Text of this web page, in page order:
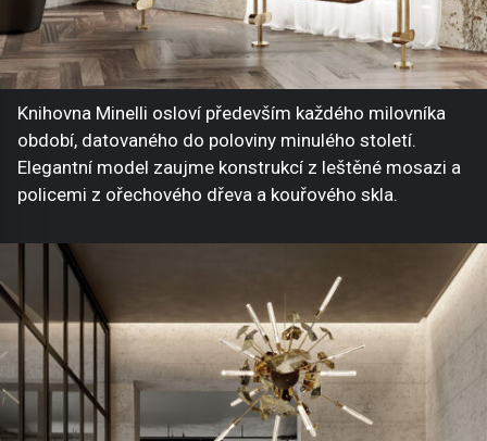
Knihovna Minelli osloví především každého milovníka
období, datovaného do poloviny minulého století.
Elegantní model zaujme konstrukcí z leštěné mosazi a
policemi z ořechového dřeva a kouřového skla.